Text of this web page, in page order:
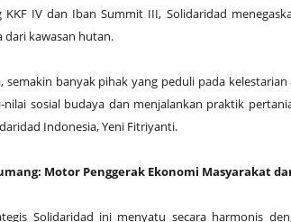
KKF IV dan Iban Summit III, Solidaridad
dari kawasan hutan.
semakin banyak pihak yang peduli pada
nilai sosial budaya dan menjalankan praktik
Indonesia, Yeni Fitriyanti.
Motor Penggerak Ekonomi Masyarakat
Solidaridad ini menyatu secara harmonis